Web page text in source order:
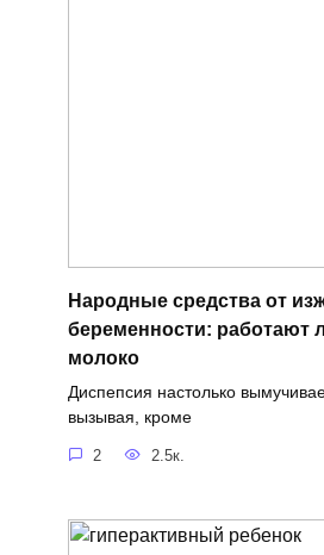
Народные средства от
беременности: работают
молоко
Диспепсия настолько
вызывая, кроме
2 2.5к.